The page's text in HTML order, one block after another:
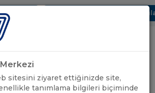
UND, Yunanistan Vize
Uluslararası Nakliyeciler Derneği
GİRİŞ YAP
sitesini ziyaret ettiğinizde site,
tanımlama bilgileri biçiminde